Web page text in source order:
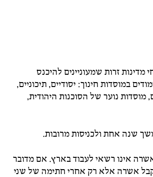
מדינות זרות שמעוניינים להיכנס
במוסדות חינוך: יסודיים, תיכוניים,
מוסדות נוער של הסוכנות היהודית,
שנה אחת ולכניסות מרובות.
אינו רשאי לעבוד בארץ. אם מדובר
אשרה אלא רק אחרי חתימה של שני